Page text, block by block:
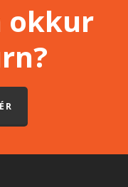
okkur